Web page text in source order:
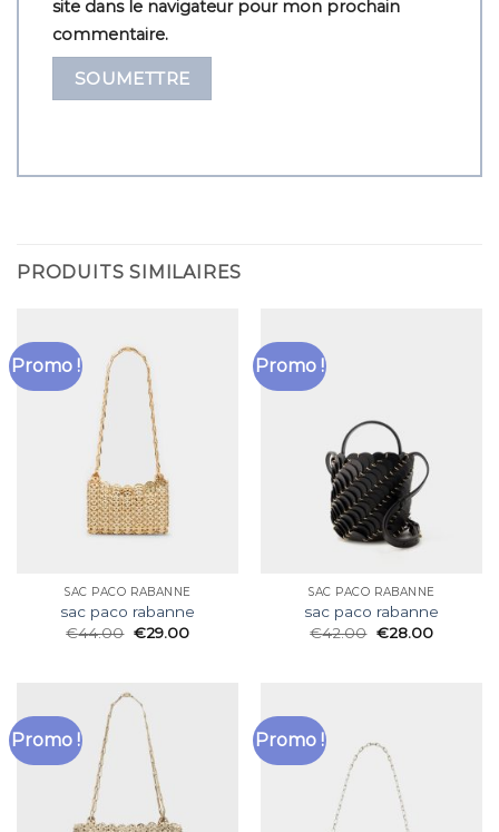
site dans le navigateur pour mon prochain
commentaire.
PRODUITS SIMILAIRES
Promo !
SAC PACO RABANNE
sac paco rabanne
€44.00 €29.00
Promo !
SAC PACO RABANNE
sac paco rabanne
€42.00 €28.00
Promo ! Promo !